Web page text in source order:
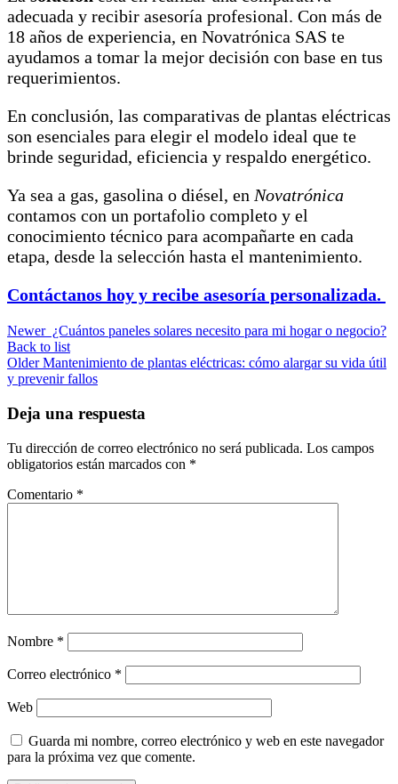
adecuada y recibir asesoría profesional. Con más de
18 años de experiencia, en Novatrónica SAS te
ayudamos a tomar la mejor decisión con base en tus
requerimientos.
En conclusión, las comparativas de plantas eléctricas
son esenciales para elegir el modelo ideal que te
brinde seguridad, eficiencia y respaldo energético.
Ya sea a gas, gasolina o diésel, en Novatrónica
contamos con un portafolio completo y el
conocimiento técnico para acompañarte en cada
etapa, desde la selección hasta el mantenimiento.
Contáctanos hoy y recibe asesoría personalizada.
Newer ¿Cuántos paneles solares necesito para mi hogar o negocio?
Back to list
Older Mantenimiento de plantas eléctricas: cómo alargar su vida útil
y prevenir fallos
Deja una respuesta
Tu dirección de correo electrónico no será publicada. Los campos
obligatorios están marcados con *
Comentario *
Nombre *
Correo electrónico *
Web
Guarda mi nombre, correo electrónico y web en este navegador
para la próxima vez que comente.